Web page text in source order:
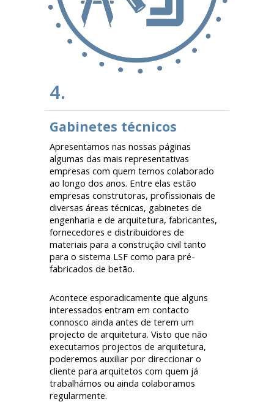
4.
Gabinetes técnicos
Apresentamos nas nossas páginas
algumas das mais representativas
empresas com quem temos colaborado
ao longo dos anos. Entre elas estão
empresas construtoras, profissionais de
diversas áreas técnicas, gabinetes de
engenharia e de arquitetura, fabricantes,
fornecedores e distribuidores de
materiais para a construção civil tanto
para o sistema LSF como para pré-
fabricados de betão.
Acontece esporadicamente que alguns
interessados entram em contacto
connosco ainda antes de terem um
projecto de arquitetura. Visto que não
executamos projectos de arquitetura,
poderemos auxiliar por direccionar o
cliente para arquitetos com quem já
trabalhámos ou ainda colaboramos
regularmente.